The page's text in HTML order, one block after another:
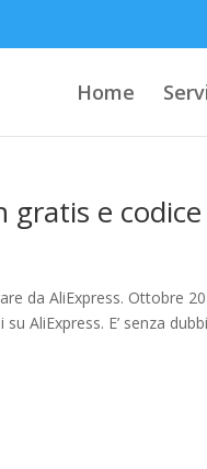
Home
gratis e
da AliExpress. Ottobre
AliExpress. E’ senza